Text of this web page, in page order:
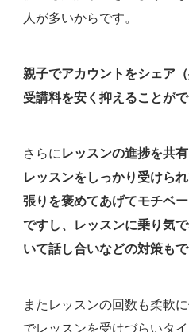
人が多いからです。
親子でアカウントをシェア
受講料を安く抑えることがで
さらにレッスンの進捗を共
レッスンをしっかり受けら
張りを褒めてあげてモチベ
ですし、レッスンに乗り気
いて話し合いなどの対策もで
またレッスンの回数も柔軟
でレッスンを受けづらいタ